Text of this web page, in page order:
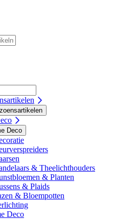
Deco
& Theelichthouders
& Planten
& Plaids
& Bloempotten
Deco